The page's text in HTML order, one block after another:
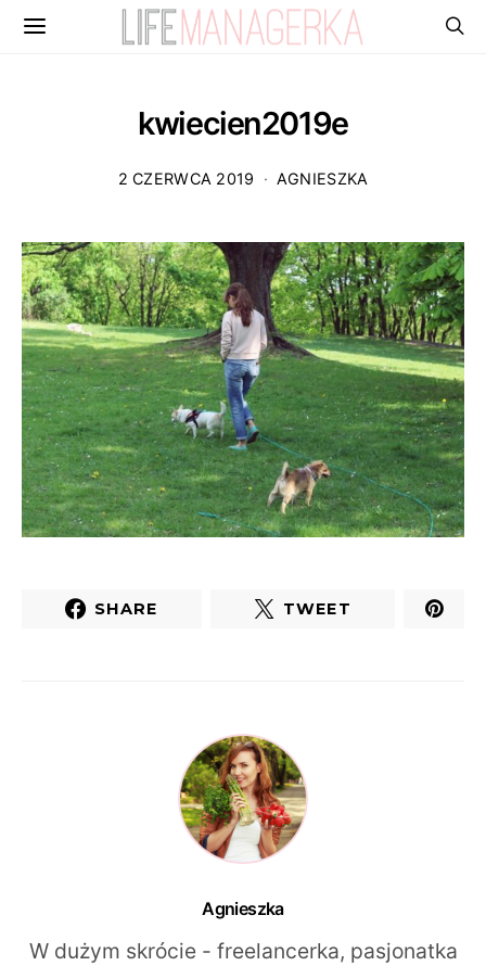
kwiecien2019e
2 CZERWCA 2019 AGNIESZKA
SHARE TWEET
Agnieszka
W dużym skrócie - freelancerka, pasjonatka